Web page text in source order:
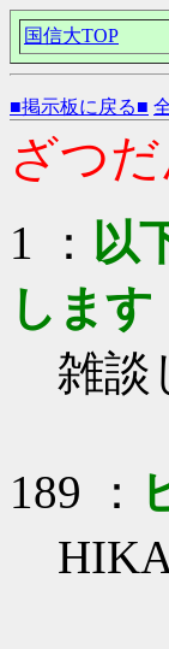
国信大TOP
■掲示板に戻る■
ざつ
1 ： 以
します
雑談
189 ：